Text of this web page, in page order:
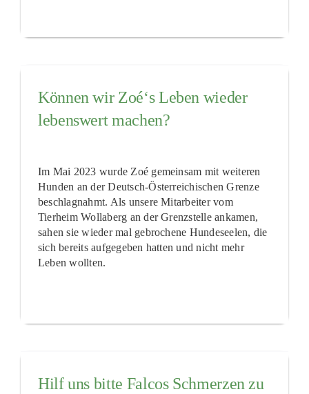
Können wir Zoé‘s Leben wieder
lebenswert machen?
Im Mai 2023 wurde Zoé gemeinsam mit weiteren
Hunden an der Deutsch-Österreichischen Grenze
beschlagnahmt. Als unsere Mitarbeiter vom
Tierheim Wollaberg an der Grenzstelle ankamen,
sahen sie wieder mal gebrochene Hundeseelen, die
sich bereits aufgegeben hatten und nicht mehr
Leben wollten.
Hilf uns bitte Falcos Schmerzen zu